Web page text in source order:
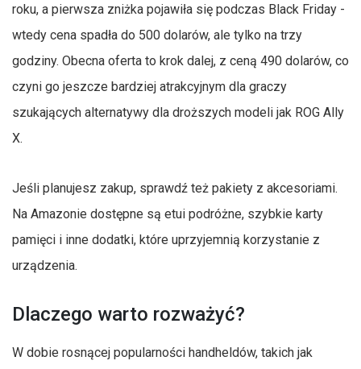
roku, a pierwsza zniżka pojawiła się podczas Black Friday -
wtedy cena spadła do 500 dolarów, ale tylko na trzy
godziny. Obecna oferta to krok dalej, z ceną 490 dolarów, co
czyni go jeszcze bardziej atrakcyjnym dla graczy
szukających alternatywy dla droższych modeli jak ROG Ally
X.
Jeśli planujesz zakup, sprawdź też pakiety z akcesoriami.
Na Amazonie dostępne są etui podróżne, szybkie karty
pamięci i inne dodatki, które uprzyjemnią korzystanie z
urządzenia.
Dlaczego warto rozważyć?
W dobie rosnącej popularności handheldów, takich jak